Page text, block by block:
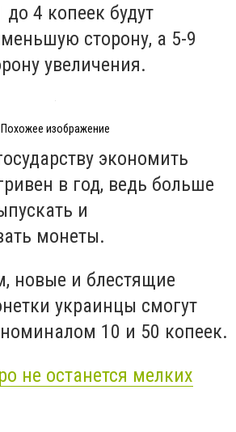
4 копеек будут
сторону, а 5-9
увеличения.
Похожее изображение
экономить
в год, ведь больше
и
монеты.
новые и блестящие
украинцы смогут
10 и 50 копеек.
не останется мелких